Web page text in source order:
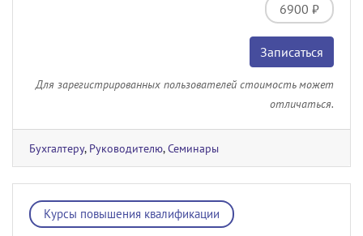
6900 ₽
Записаться
Для зарегистрированных пользователей стоимость может
отличаться.
Бухгалтеру, Руководителю,Семинары
Курсы повышения квалификации